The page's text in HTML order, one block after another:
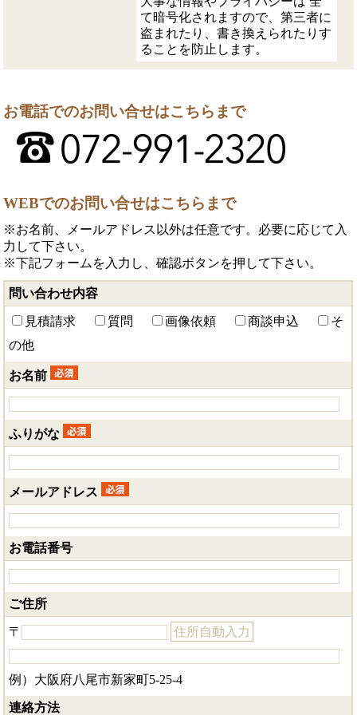
て暗号化されますので、第三者に
盗まれたり、書き換えられたりす
ることを防止します。
お電話でのお問い合せはこちらまで
WEBでのお問い合せはこちらまで
※お名前、メールアドレス以外は任意です。必要に応じて入
力して下さい。
※下記フォームを入力し、確認ボタンを押して下さい。
問い合わせ内容
見積請求 質問 画像依頼 商談申込
そ
の他
お名前
ふりがな
メールアドレス
お電話番号
ご住所
〒 住所自動入力
例）大阪府八尾市新家町5-25-4
連絡方法